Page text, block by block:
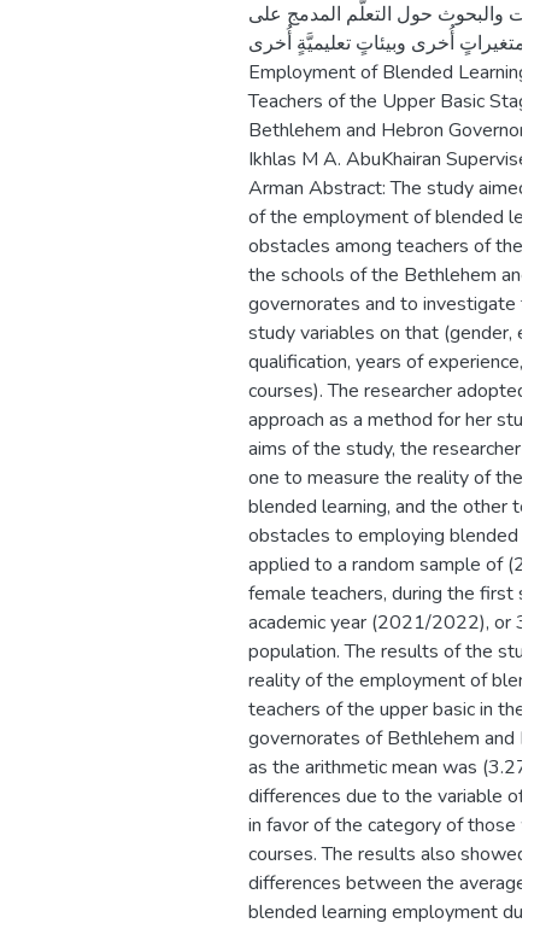
والبحوث حول التعلُّم المدمج على
متغيراتٍ أُخرى وبيئاتٍ تعليميَّةٍ أُخرى. The Reality Of the
Employment of Blended Learning
Teachers of the Upper Basic
Bethlehem and Hebron
Ikhlas M A. AbuKhairan
Arman Abstract: The study
of the employment of blended
obstacles among teachers of the
the schools of the Bethlehem and
governorates and to investigate
study variables on that (gender,
qualification, years of experience,
courses). The researcher adopted
approach as a method for her
aims of the study, the researcher
one to measure the reality of the
blended learning, and the other to
obstacles to employing blended
applied to a random sample of
female teachers, during the first
academic year (2021/2022), or
population. The results of the
reality of the employment of
teachers of the upper basic in the
governorates of Bethlehem and
as the arithmetic mean was
differences due to the variable of
in favor of the category of those
courses. The results also showed
differences between the
blended learning employment